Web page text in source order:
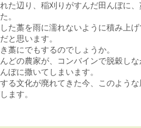
た辺り、稲刈りがすんだ田んぼに
。
た藁を雨に濡れないように積み上
と思います。
藁にでもするのでしょうか。
どの農家が、コンバインで脱穀し
ぼに撒いてしまいます。
る文化が廃れてきた今、このよう
ます。